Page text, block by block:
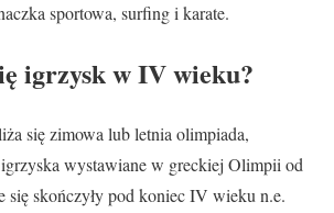
sportowa, surfing i karate.
igrzysk w IV wieku?
się zimowa lub letnia olimpiada,
wystawiane w greckiej Olimpii od
się skończyły pod koniec IV wieku n.e.